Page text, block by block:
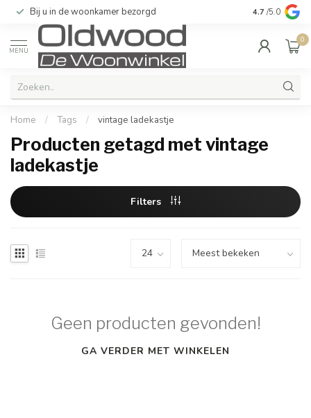
Bij u in de woonkamer bezorgd Kwaliteit &
4.7 /5.0
MENU
0
Home / Tags / vintage ladekastje
Producten getagd met vintage
ladekastje
Filters
Geen producten gevonden!
GA VERDER MET WINKELEN